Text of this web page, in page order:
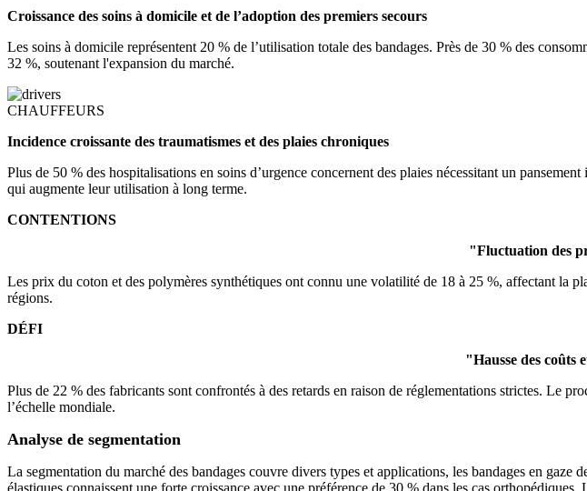
Croissance des soins à domicile et de l’adoption des premiers secours
Les soins à domicile représentent 20 % de l’utilisation totale des bandages. Près de 30 % des
32 %, soutenant l'expansion du marché.
CHAUFFEURS
Incidence croissante des traumatismes et des plaies chroniques
Plus de 50 % des hospitalisations en soins d’urgence concernent des plaies nécessitant un
qui augmente leur utilisation à long terme.
CONTENTIONS
"Fluctuation des
Les prix du coton et des polymères synthétiques ont connu une volatilité de 18 à 25 %, affectant la
régions.
DÉFI
"Hausse des coûts
Plus de 22 % des fabricants sont confrontés à des retards en raison de réglementations strictes. Le
l’échelle mondiale.
Analyse de segmentation
La segmentation du marché des bandages couvre divers types et applications, les bandages en